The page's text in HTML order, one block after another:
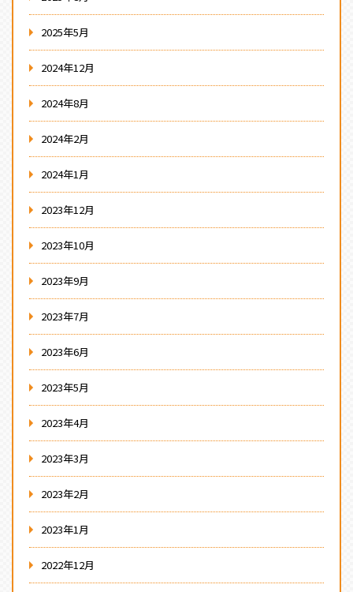
2025年5月
2024年12月
2024年8月
2024年2月
2024年1月
2023年12月
2023年10月
2023年9月
2023年7月
2023年6月
2023年5月
2023年4月
2023年3月
2023年2月
2023年1月
2022年12月